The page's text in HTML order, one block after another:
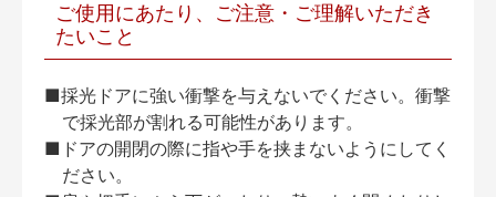
ご使用にあたり、ご注意・ご理解いただき
たいこと
■採光ドアに強い衝撃を与えないでください。衝撃
で採光部が割れる可能性があります。
■ドアの開閉の際に指や手を挟まないようにしてく
ださい。